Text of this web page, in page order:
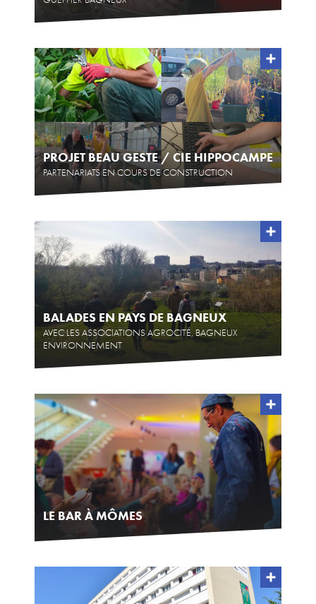
PROJET BEAU GESTE / CIE HIPPOCAMPE
PARTENARIATS EN COURS DE CONSTRUCTION
BALADES EN PAYS DE BAGNEUX
AVEC LES ASSOCIATIONS AGROCITÉ, BAGNEUX
ENVIRONNEMENT
LE BAR À MÔMES